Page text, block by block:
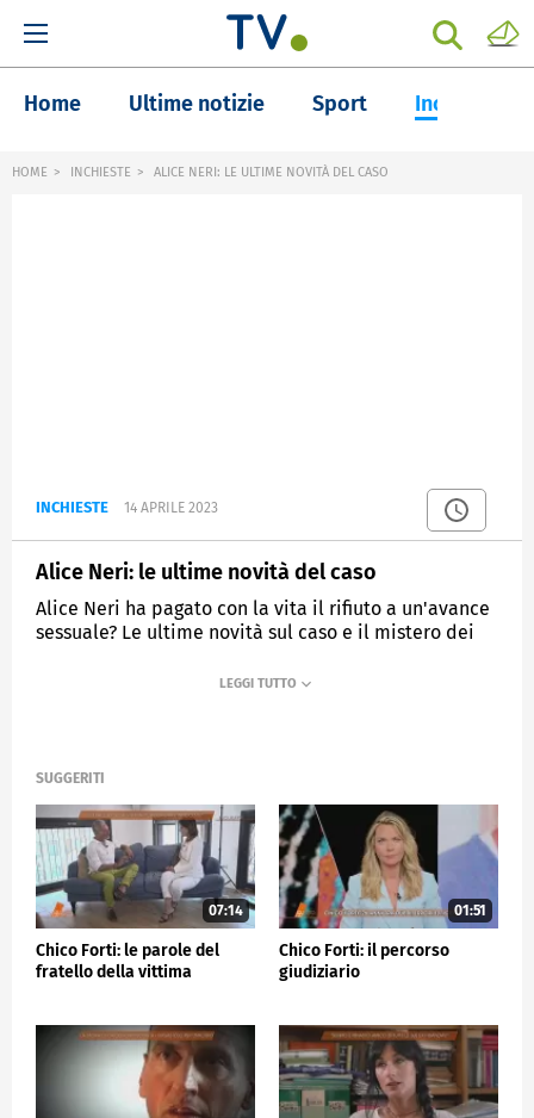
Home Ultime notizie Sport Inchieste
HOME INCHIESTE ALICE NERI: LE ULTIME NOVITÀ DEL CASO
INCHIESTE 14 APRILE 2023
Alice Neri: le ultime novità del caso
Alice Neri ha pagato con la vita il rifiuto a un'avance
sessuale? Le ultime novità sul caso e il mistero dei
SUGGERITI
07:14
Chico Forti: le parole del
fratello della vittima
01:51
Chico Forti: il percorso
giudiziario